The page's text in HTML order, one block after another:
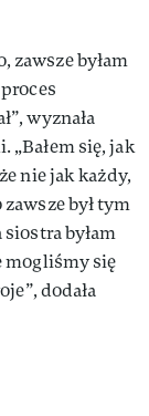
zawsze byłam
wyznała
„Bałem się, jak
nie jak każdy,
był tym
byłam
mogliśmy się
dodała